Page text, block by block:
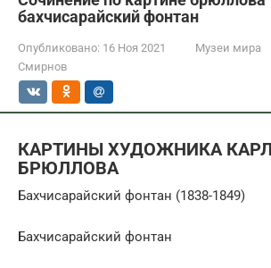
бахчисарайский фонтан
Опубликовано: 16 Ноя 2021 Музеи мира
Смирнов
КАРТИНЫ ХУДОЖНИКА
БРЮЛЛОВА
Бахчисарайский фонтан (1838-1849)
Бахчисарайский фонтан